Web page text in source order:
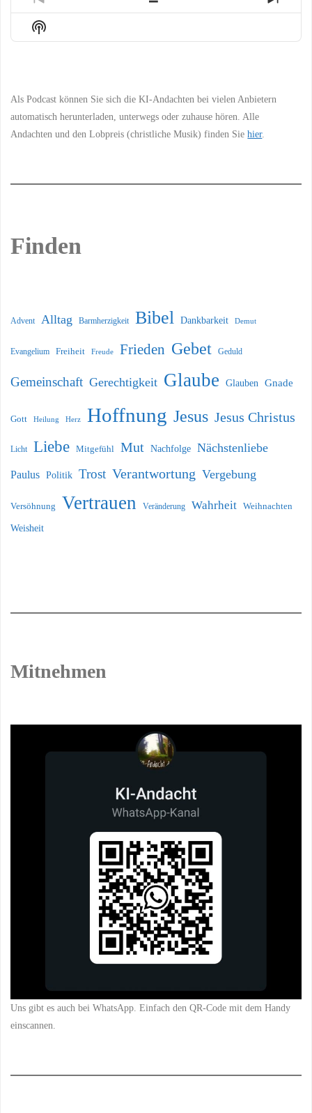
Previous
Episode
Show
Episodes
Next
Show
Podcast
Als Podcast können Sie sich die KI-Andachten bei vielen Anbietern
automatisch herunterladen, unterwegs oder zuhause hören. Alle
Andachten und den Lobpreis (christliche Musik) finden Siehier.
Finden
Advent Alltag Barmherzigkeit Bibel Dankbarkeit Demut
Evangelium Freiheit Freude Frieden Gebet Geduld
Gemeinschaft Gerechtigkeit Glaube Glauben Gnade
Gott Heilung Herz Hoffnung Jesus Jesus Christus
Licht Liebe Mitgefühl Mut Nachfolge Nächstenliebe
Paulus Politik Trost Verantwortung Vergebung
Versöhnung Vertrauen Veränderung Wahrheit Weihnachten
Weisheit
Mitnehmen
Uns gibt es auch bei WhatsApp. Einfach den QR-Code mit dem Handy
einscannen.